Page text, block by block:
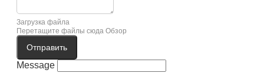
Загрузка файла
Перетащите файлы сюда Обзор
Отправить
Message